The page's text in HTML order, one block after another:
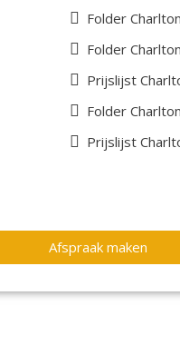
Folder
Folder
Prijslijst
Folder
Prijslijst
Afspraak maken